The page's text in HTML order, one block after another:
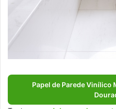
Papel de Parede Vinílico